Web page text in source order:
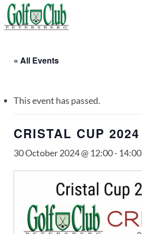
Skip
to
« All Events
This event has passed.
CRISTAL CUP 2024
30 October 2024 @ 12:00- 14:00